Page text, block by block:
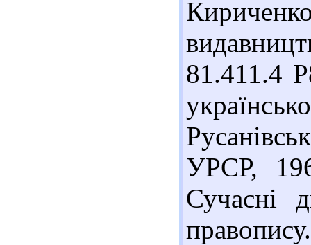
81.411.4
УРСР,
Сучасні